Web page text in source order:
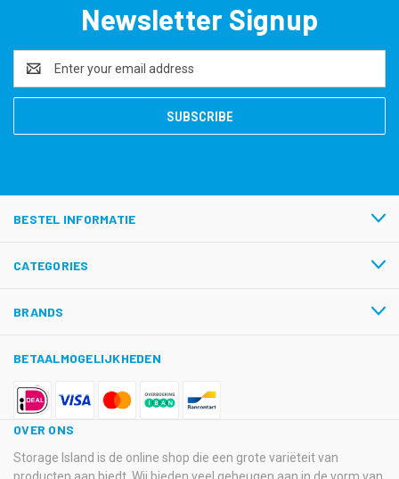
Newsletter Signup
Address
BESTEL INFORMATIE
CATEGORIES
BRANDS
BETAALMOGELIJKHEDEN
OVER ONS
Storage Island is de online shop die een grote variëteit van